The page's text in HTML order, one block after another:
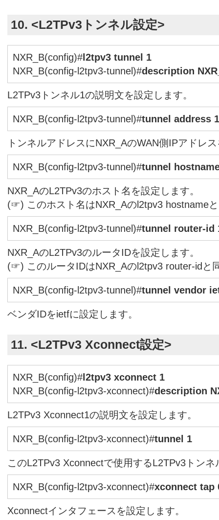
10. <L2TPv3トンネル設定>
NXR_B(config)#l2tpv3 tunnel 1
NXR_B(config-l2tpv3-tunnel)#description
L2TPv3トンネル1の説明文を設定します。
NXR_B(config-l2tpv3-tunnel)#tunnel address
トンネルアドレスにNXR_AのWAN側IPアドレ
NXR_B(config-l2tpv3-tunnel)#tunnel
NXR_AのL2TPv3のホスト名を設定します。
(☞) このホスト名はNXR_Aのl2tpv3 hostname
NXR_B(config-l2tpv3-tunnel)#tunnel router-id
NXR_AのL2TPv3のルータIDを設定します。
(☞) このルータIDはNXR_Aのl2tpv3 router-idと
NXR_B(config-l2tpv3-tunnel)#tunnel vendor
ベンダIDをietfに設定します。
11. <L2TPv3 Xconnect設定>
NXR_B(config)#l2tpv3 xconnect 1
NXR_B(config-l2tpv3-xconnect)#description
L2TPv3 Xconnect1の説明文を設定します。
NXR_B(config-l2tpv3-xconnect)#tunnel 1
このL2TPv3 Xconnectで使用するL2TPv3トン
NXR_B(config-l2tpv3-xconnect)#xconnect tap
Xconnectインタフェースを設定します。